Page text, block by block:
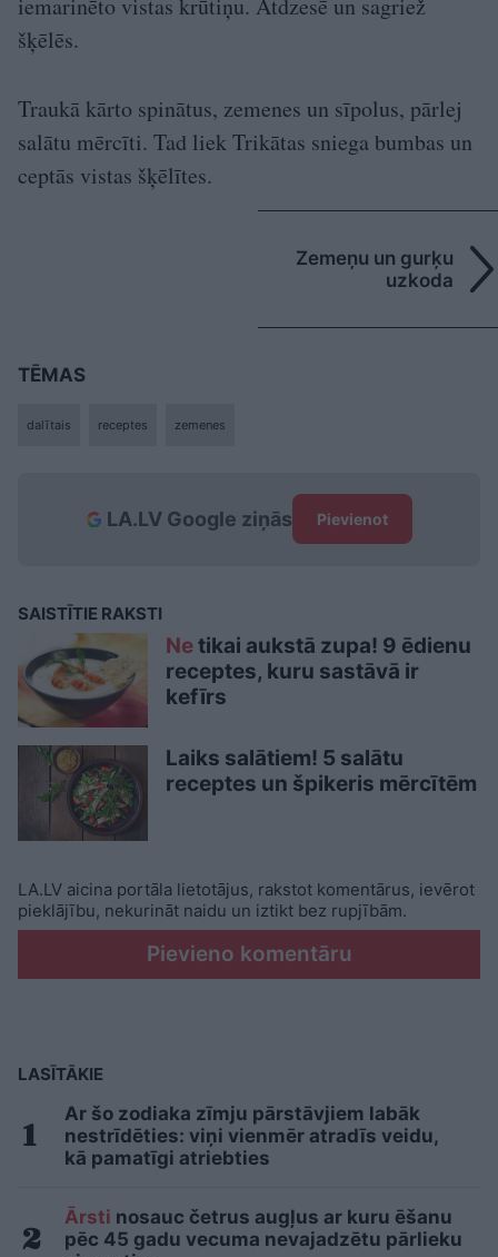
šķēlēs.
Traukā kārto spinātus, zemenes un sīpolus, pārlej
salātu mērcīti. Tad liek Trikātas sniega bumbas un
ceptās vistas šķēlītes.
Zemeņu un gurķu
uzkoda
TĒMAS
dalītais receptes zemenes
LA.LV Google ziņās Pievienot
SAISTĪTIE RAKSTI
Netikai aukstā zupa! 9 ēdienu
receptes, kuru sastāvā ir
kefīrs
Laiks salātiem! 5 salātu
receptes un špikeris mērcītēm
LA.LV aicina portāla lietotājus, rakstot komentārus, ievērot
pieklājību, nekurināt naidu un iztikt bez rupjībām.
Pievieno komentāru
LASĪTĀKIE
Ar šo zodiaka zīmju pārstāvjiem labāk
nestrīdēties: viņi vienmēr atradīs veidu,
kā pamatīgi atriebties
Ārsti nosauc četrus augļus ar kuru ēšanu
pēc 45 gadu vecuma nevajadzētu pārlieku